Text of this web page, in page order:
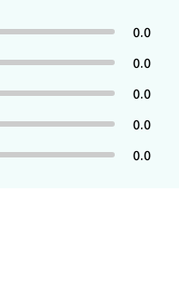
0.0
0.0
0.0
0.0
0.0